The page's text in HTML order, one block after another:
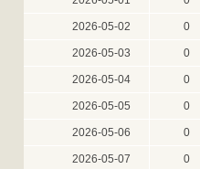
2026-05-02 0
2026-05-03 0
2026-05-04 0
2026-05-05 0
2026-05-06 0
2026-05-07 0